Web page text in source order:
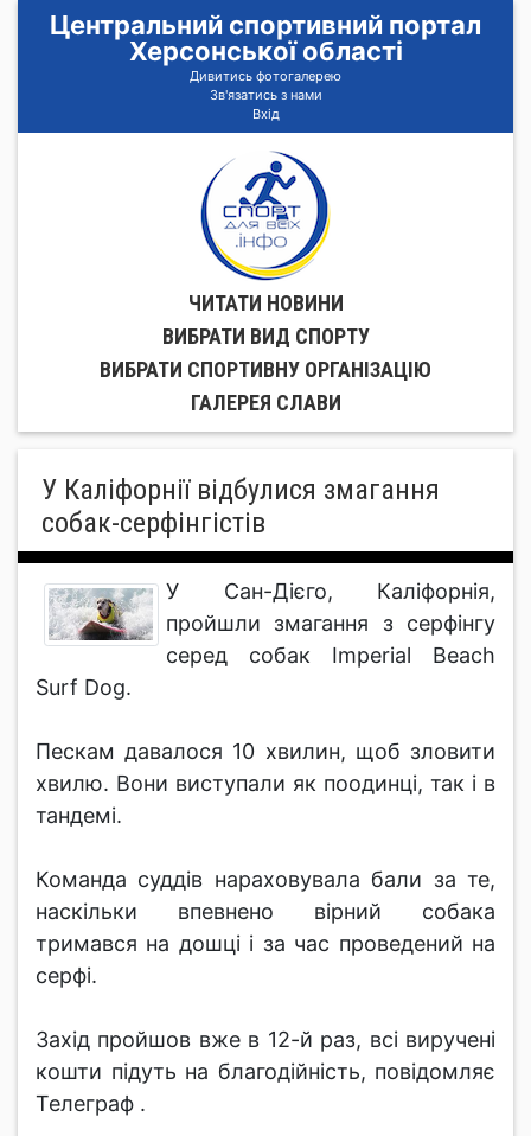
Центральний спортивний портал
Херсонської області
Дивитись фотогалерею
Зв'язатись з нами
Вхід
ЧИТАТИ НОВИНИ
ВИБРАТИ ВИД СПОРТУ
ВИБРАТИ СПОРТИВНУ ОРГАНIЗАЦIЮ
ГАЛЕРЕЯ СЛАВИ
У Каліфорнії відбулися змагання
собак-серфінгістів
У Сан-Дієго, Каліфорнія,
пройшли змагання з серфінгу
серед собак Imperial Beach
Surf Dog.
Пескам давалося 10 хвилин, щоб зловити
хвилю. Вони виступали як поодинці, так і в
тандемі.
Команда суддів нараховувала бали за те,
наскільки впевнено вірний собака
тримався на дошці і за час проведений на
серфі.
Захід пройшов вже в 12-й раз, всі виручені
кошти підуть на благодійність, повідомляє
Телеграф .